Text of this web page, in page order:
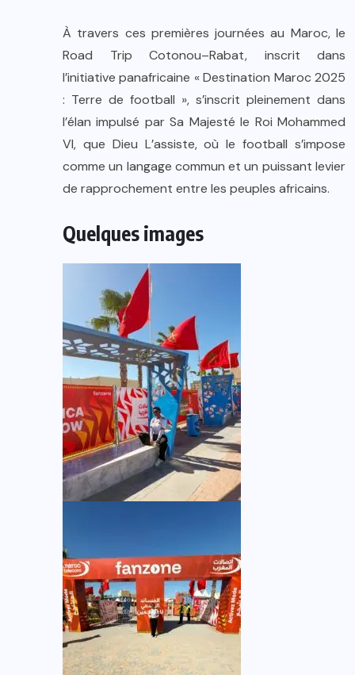
À travers ces premières journées au Maroc, le
Road Trip Cotonou–Rabat, inscrit dans
l’initiative panafricaine « Destination Maroc 2025
: Terre de football », s’inscrit pleinement dans
l’élan impulsé par Sa Majesté le Roi Mohammed
VI, que Dieu L’assiste, où le football s’impose
comme un langage commun et un puissant levier
de rapprochement entre les peuples africains.
Quelques images